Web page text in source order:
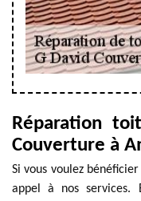
Réparation
Couverture à
Si vous voulez
appel à nos services.